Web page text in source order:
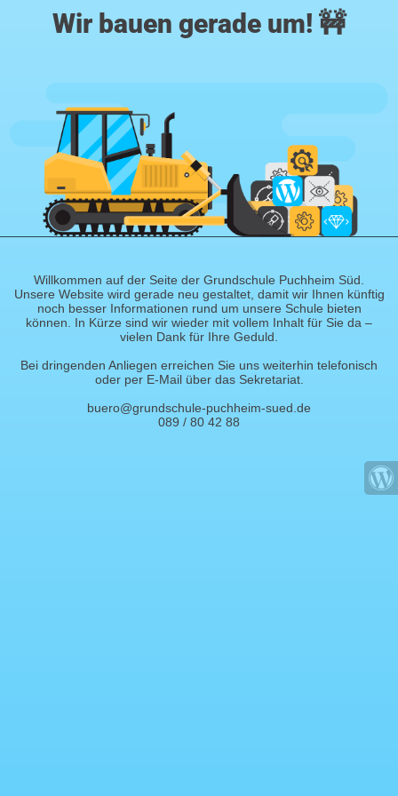
Wir bauen gerade um! 🚧
Willkommen auf der Seite der Grundschule Puchheim Süd.
Unsere Website wird gerade neu gestaltet, damit wir Ihnen künftig
noch besser Informationen rund um unsere Schule bieten
können. In Kürze sind wir wieder mit vollem Inhalt für Sie da –
vielen Dank für Ihre Geduld.
Bei dringenden Anliegen erreichen Sie uns weiterhin telefonisch
oder per E-Mail über das Sekretariat.
buero@grundschule-puchheim-sued.de
089 / 80 42 88